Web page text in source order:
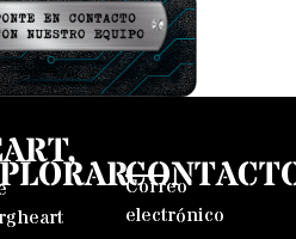
Correo
electrónico